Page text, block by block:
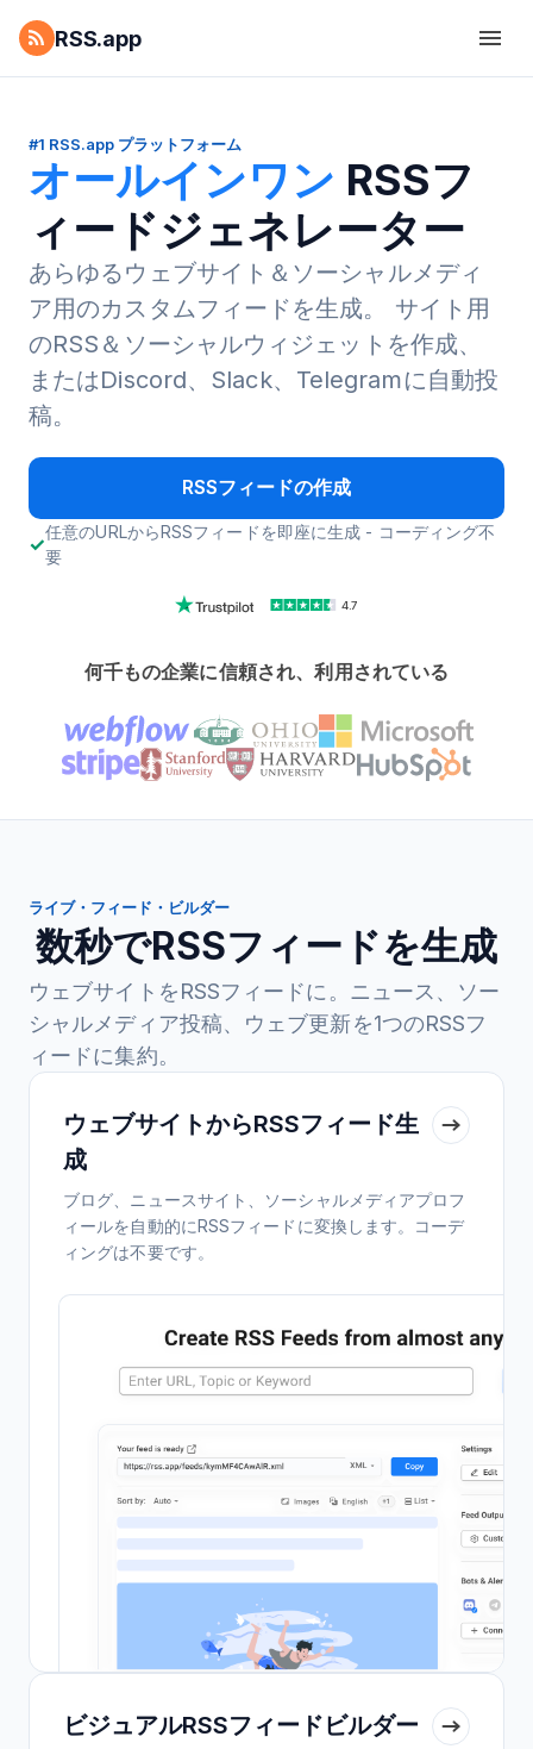
RSS.app
#1 RSS.app プラットフォーム
オールインワン RSSフ
ィードジェネレーター
あらゆるウェブサイト＆ソーシャルメディ
ア用のカスタムフィードを生成。
サイト用
のRSS＆ソーシャルウィジェットを作成、
またはDiscord、Slack、Telegramに自動投
稿。
RSSフィードの作成
任意のURLからRSSフィードを即座に生成 - コーディング不
要
4.7
何千もの企業に信頼され、利用されている
ライブ・フィード・ビルダー
数秒でRSSフィードを生成
ウェブサイトをRSSフィードに。ニュース、ソー
シャルメディア投稿、ウェブ更新を1つのRSSフ
ィードに集約。
ウェブサイトからRSSフィード生
成
ブログ、ニュースサイト、ソーシャルメディアプロフ
ィールを自動的にRSSフィードに変換します。コーデ
ィングは不要です。
ビジュアルRSSフィードビルダー